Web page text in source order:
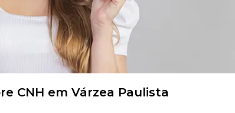
CNH em Várzea Paulista